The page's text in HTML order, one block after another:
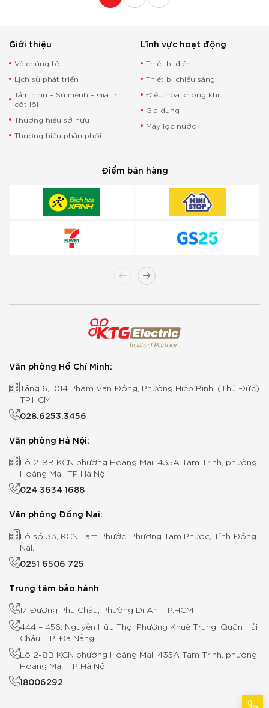
Giới thiệu
Về chúng tôi
Lịch sử phát triển
Tầm nhìn – Sứ mệnh – Giá trị
cốt lõi
Thương hiệu sở hữu
Thương hiệu phân phối
Lĩnh vực hoạt động
Thiết bị điện
Thiết bị chiếu sáng
Điều hòa không khí
Gia dụng
Máy lọc nước
Điểm bán hàng
Văn phòng Hồ Chí Minh:
Tầng 6, 1014 Phạm Văn Đồng, Phường Hiệp Bình, (Thủ Đức)
TP.HCM
028.6253.3456
Văn phòng Hà Nội:
Lô 2-8B KCN phường Hoàng Mai, 435A Tam Trinh, phường
Hoàng Mai, TP Hà Nội
024 3634 1688
Văn phòng Đồng Nai:
Lô số 33, KCN Tam Phước, Phường Tam Phước, Tỉnh Đồng
Nai.
0251 6506 725
Trung tâm bảo hành
17 Đường Phú Châu, Phường Dĩ An, TP.HCM
444 – 456, Nguyễn Hữu Thọ, Phường Khuê Trung, Quận Hải
Châu, TP. Đà Nẵng
Lô 2-8B KCN phường Hoàng Mai, 435A Tam Trinh, phường
Hoàng Mai, TP Hà Nội
18006292